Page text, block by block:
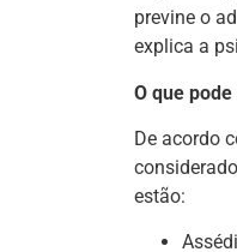
previne o
explica a
O que
De acordo
estão: